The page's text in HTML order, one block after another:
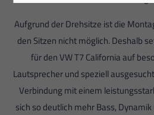
Aufgrund der Drehsitze ist die
den Sitzen nicht möglich. Deshalb
für den VW T7 California auf
Lautsprecher und speziell
Verbindung mit einem
sich so deutlich mehr Bass,